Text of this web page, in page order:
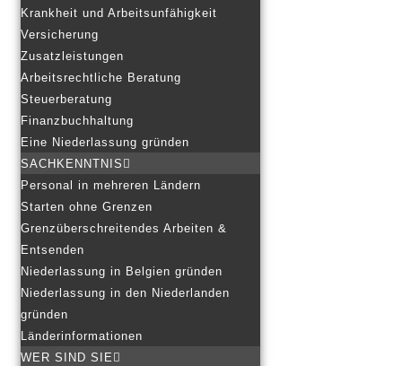
Krankheit und Arbeitsunfähigkeit
Versicherung
Zusatzleistungen
Arbeitsrechtliche Beratung
Steuerberatung
Finanzbuchhaltung
Eine Niederlassung gründen
SACHKENNTNIS
Personal in mehreren Ländern
Starten ohne Grenzen
Grenzüberschreitendes Arbeiten &
Entsenden
Niederlassung in Belgien gründen
Niederlassung in den Niederlanden
gründen
Länderinformationen
WER SIND SIE